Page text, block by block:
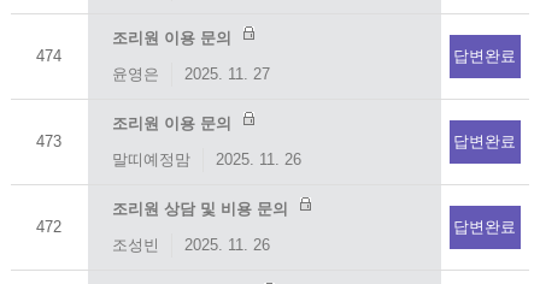
474
조리원 이용 문의
윤영은
2025. 11. 27
답변완료
473
조리원 이용 문의
말띠예정맘
2025. 11. 26
답변완료
472
조리원 상담 및 비용 문의
조성빈
2025. 11. 26
답변완료